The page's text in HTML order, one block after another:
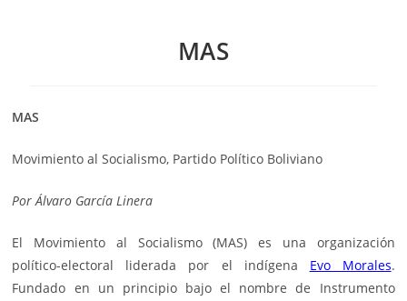
MAS
MAS
Movimiento al Socialismo, Partido Político Boliviano
PorÁlvaro García Linera
El Movimiento al Socialismo (MAS) es una organización
político-electoral liderada por el indígena Evo Morales.
Fundado en un principio bajo el nombre de Instrumento